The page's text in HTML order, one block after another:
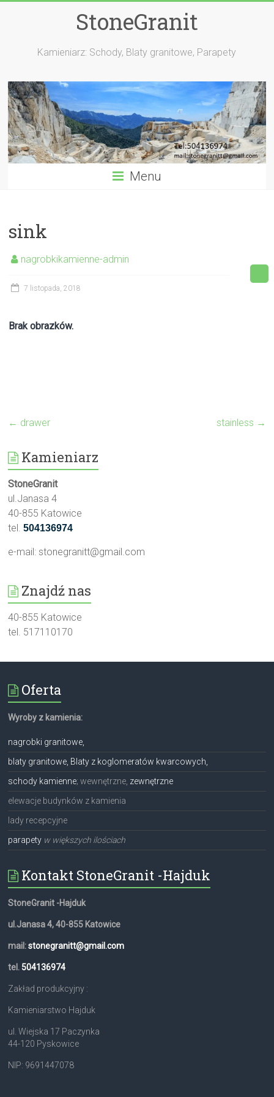
StoneGranit
Kamieniarz: Schody, Blaty granitowe, Parapety
Menu
sink
nagrobkikamienne-admin
7 listopada, 2018
Brak obrazków.
← drawer stainless →
Kamieniarz
StoneGranit
ul.Janasa 4
40-855 Katowice
tel. 504136974
e-mail: stonegranitt@gmail.com
Znajdź nas
40-855 Katowice
tel. 517110170
Oferta
Wyroby z kamienia:
nagrobki granitowe,
blaty granitowe, Blaty z koglomeratów kwarcowych,
schody kamienne; wewnętrzne, zewnętrzne
elewacje budynków z kamienia
lady recepcyjne
parapety w większych ilościach
Kontakt StoneGranit -Hajduk
StoneGranit -Hajduk
ul.Janasa 4, 40-855 Katowice
mail:stonegranitt@gmail.com
tel. 504136974
Zakład produkcyjny :
Kamieniarstwo Hajduk
ul. Wiejska 17 Paczynka
44-120 Pyskowice
NIP: 9691447078